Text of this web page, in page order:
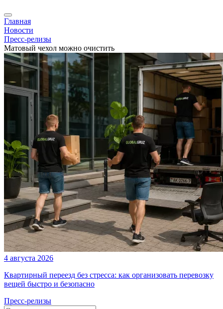
Главная
Новости
Пресс-релизы
Матовый чехол можно очистить
4 августа 2026
Квартирный переезд без стресса: как организовать перевозку
вещей быстро и безопасно
Пресс-релизы